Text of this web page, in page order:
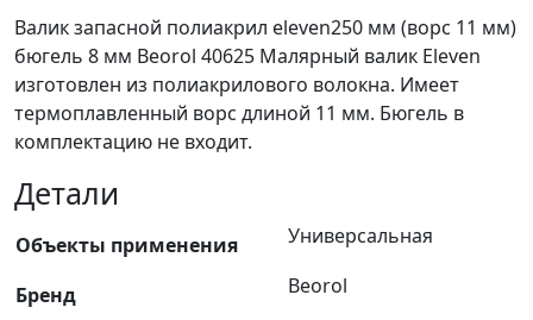
Валик запасной полиакрил eleven250 мм (ворс 11 мм)
бюгель 8 мм Beorol 40625 Малярный валик Eleven
изготовлен из полиакрилового волокна. Имеет
термоплавленный ворс длиной 11 мм. Бюгель в
комплектацию не входит.
Детали
Объекты применения Универсальная
Бренд Beorol